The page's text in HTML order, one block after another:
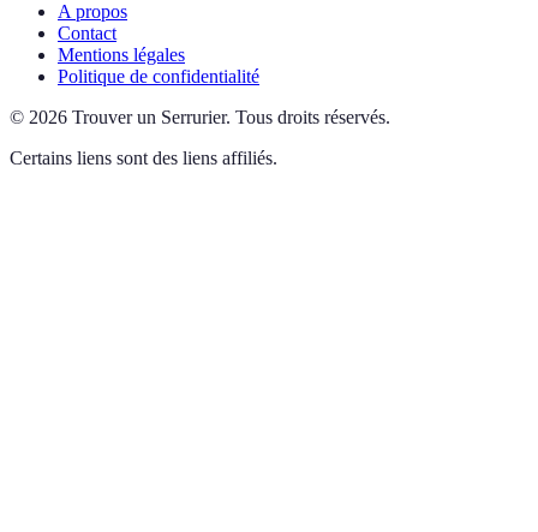
A propos
Contact
Mentions légales
Politique de confidentialité
© 2026 Trouver un Serrurier. Tous droits réservés.
Certains liens sont des liens affiliés.